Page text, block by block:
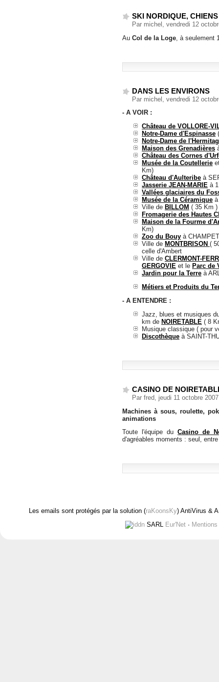
SKI NORDIQUE,
Par michel, vendredi 12
Au Col de la Loge , à
DANS LES ENVIRONS
Par michel, vendredi 12
- A VOIR :
Château de VOLLORE-
Notre-Dame d'Espinasse
Notre-Dame de
Maison des Grenadières
Château des Cornes
Musée de la Coutellerie
Km)
Château d'Aulteribe à
Jasserie JEAN-MARIE à
Vallées glaciaires du
Musée de la Céramique
Ville de BILLOM ( 35 Km
Fromagerie des Hautes
Maison de la Fourme
Km)
Zoo du Bouy à
Ville de MONTBRISON (
celle d'Ambert
Ville de CLERMONT-
GERGOVIE et le Parc de
Jardin pour la Terre à
Métiers et Produits du
- A ENTENDRE :
Jazz, blues et musiques
km de NOIRETABLE ( 8
Musique classique ( pour
Discothèque à SAINT-
CASINO DE
Par fred, jeudi 11 octobre
Machines à sous, roulette,
animations
Toute l'équipe duCasino de
d'agréables moments : seul,
Les emails sont protégés par la solution (raKoonsKy) AntiVirus &
SARL Eur'Net ·